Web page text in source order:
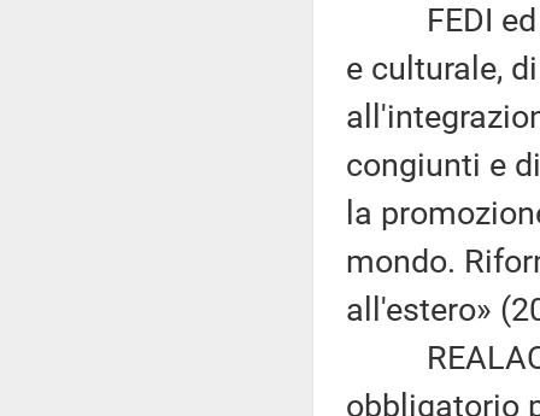
FEDI ed
e culturale,
congiunti e
la
mondo.
all'estero»
obbligatorio